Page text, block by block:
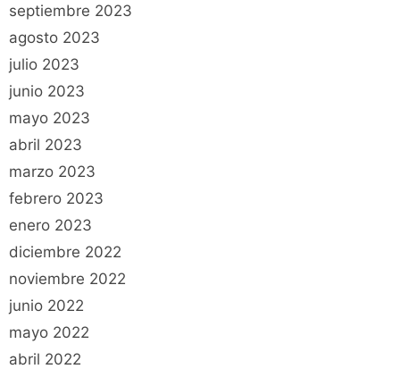
septiembre 2023
agosto 2023
julio 2023
junio 2023
mayo 2023
abril 2023
marzo 2023
febrero 2023
enero 2023
diciembre 2022
noviembre 2022
junio 2022
mayo 2022
abril 2022